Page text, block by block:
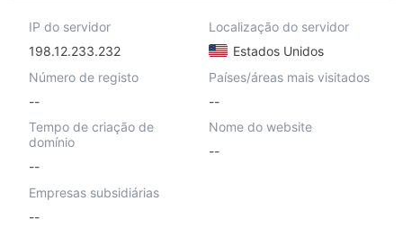
IP do servidor
198.12.233.232
Localização do servidor
Estados Unidos
Número de registo
--
Países/áreas mais visitados
--
Tempo de criação de
domínio
--
Nome do website
--
Empresas subsidiárias
--